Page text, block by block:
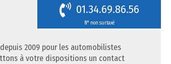
01.34.69.86.56
N° non surtaxé
2009 pour les automobilistes
à votre dispositions un contact